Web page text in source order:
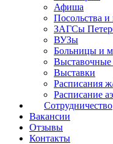
Афиша
Посольства и
ЗАГСы
ВУЗы
Больницы и
Выставки
Расписания
Расписание
Сотрудничество
Вакансии
Отзывы
Контакты